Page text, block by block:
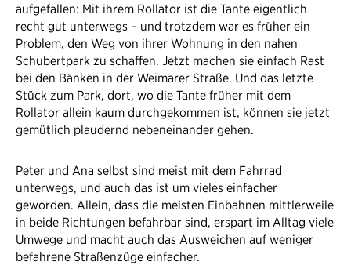
aufgefallen: Mit ihrem Rollator ist die Tante eigentlich
recht gut unterwegs – und trotzdem war es früher ein
Problem, den Weg von ihrer Wohnung in den nahen
Schubertpark zu schaffen. Jetzt machen sie einfach Rast
bei den Bänken in der Weimarer Straße. Und das letzte
Stück zum Park, dort, wo die Tante früher mit dem
Rollator allein kaum durchgekommen ist, können sie jetzt
gemütlich plaudernd nebeneinander gehen.
Peter und Ana selbst sind meist mit dem Fahrrad
unterwegs, und auch das ist um vieles einfacher
geworden. Allein, dass die meisten Einbahnen mittlerweile
in beide Richtungen befahrbar sind, erspart im Alltag viele
Umwege und macht auch das Ausweichen auf weniger
befahrene Straßenzüge einfacher.